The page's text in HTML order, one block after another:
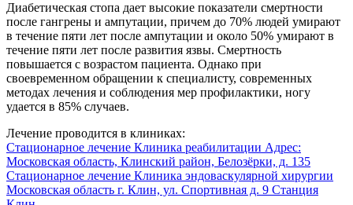
Диабетическая стопа дает высокие показатели смертности
после гангрены и ампутации, причем до 70% людей умирают
в течение пяти лет после ампутации и около 50% умирают в
течение пяти лет после развития язвы. Смертность
повышается с возрастом пациента. Однако при
своевременном обращении к специалисту, современных
методах лечения и соблюдения мер профилактики, ногу
удается в 85% случаев.
Лечение проводится в клиниках:
Стационарное лечение Клиника реабилитации Адрес:
Московская область, Клинский район, Белозёрки, д. 135
Стационарное лечение Клиника эндоваскулярной хирургии
Московская область г. Клин, ул. Спортивная д. 9 Станция